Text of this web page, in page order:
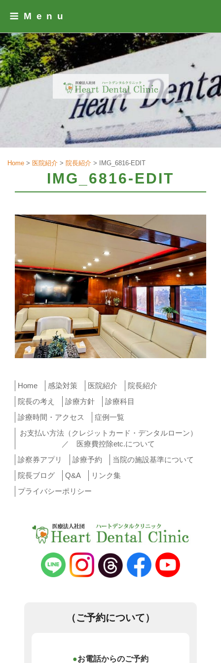
Menu
Home > 医院紹介 > 院長紹介 > IMG_6816-EDIT
IMG_6816-EDIT
Home 感染対策 医院紹介
院長紹介
院長の考え
診療方針
診療科目
診療時間・アクセス
症例一覧
お支払い方法（クレジットカード・デンタルローン）
／ 医療費控除etc.について
診察券アプリ
診療予約
当院の施設基準について
院長ブログ
Q&A
リンク集
プライバシーポリシー
（ご予約について）
お電話からのご予約